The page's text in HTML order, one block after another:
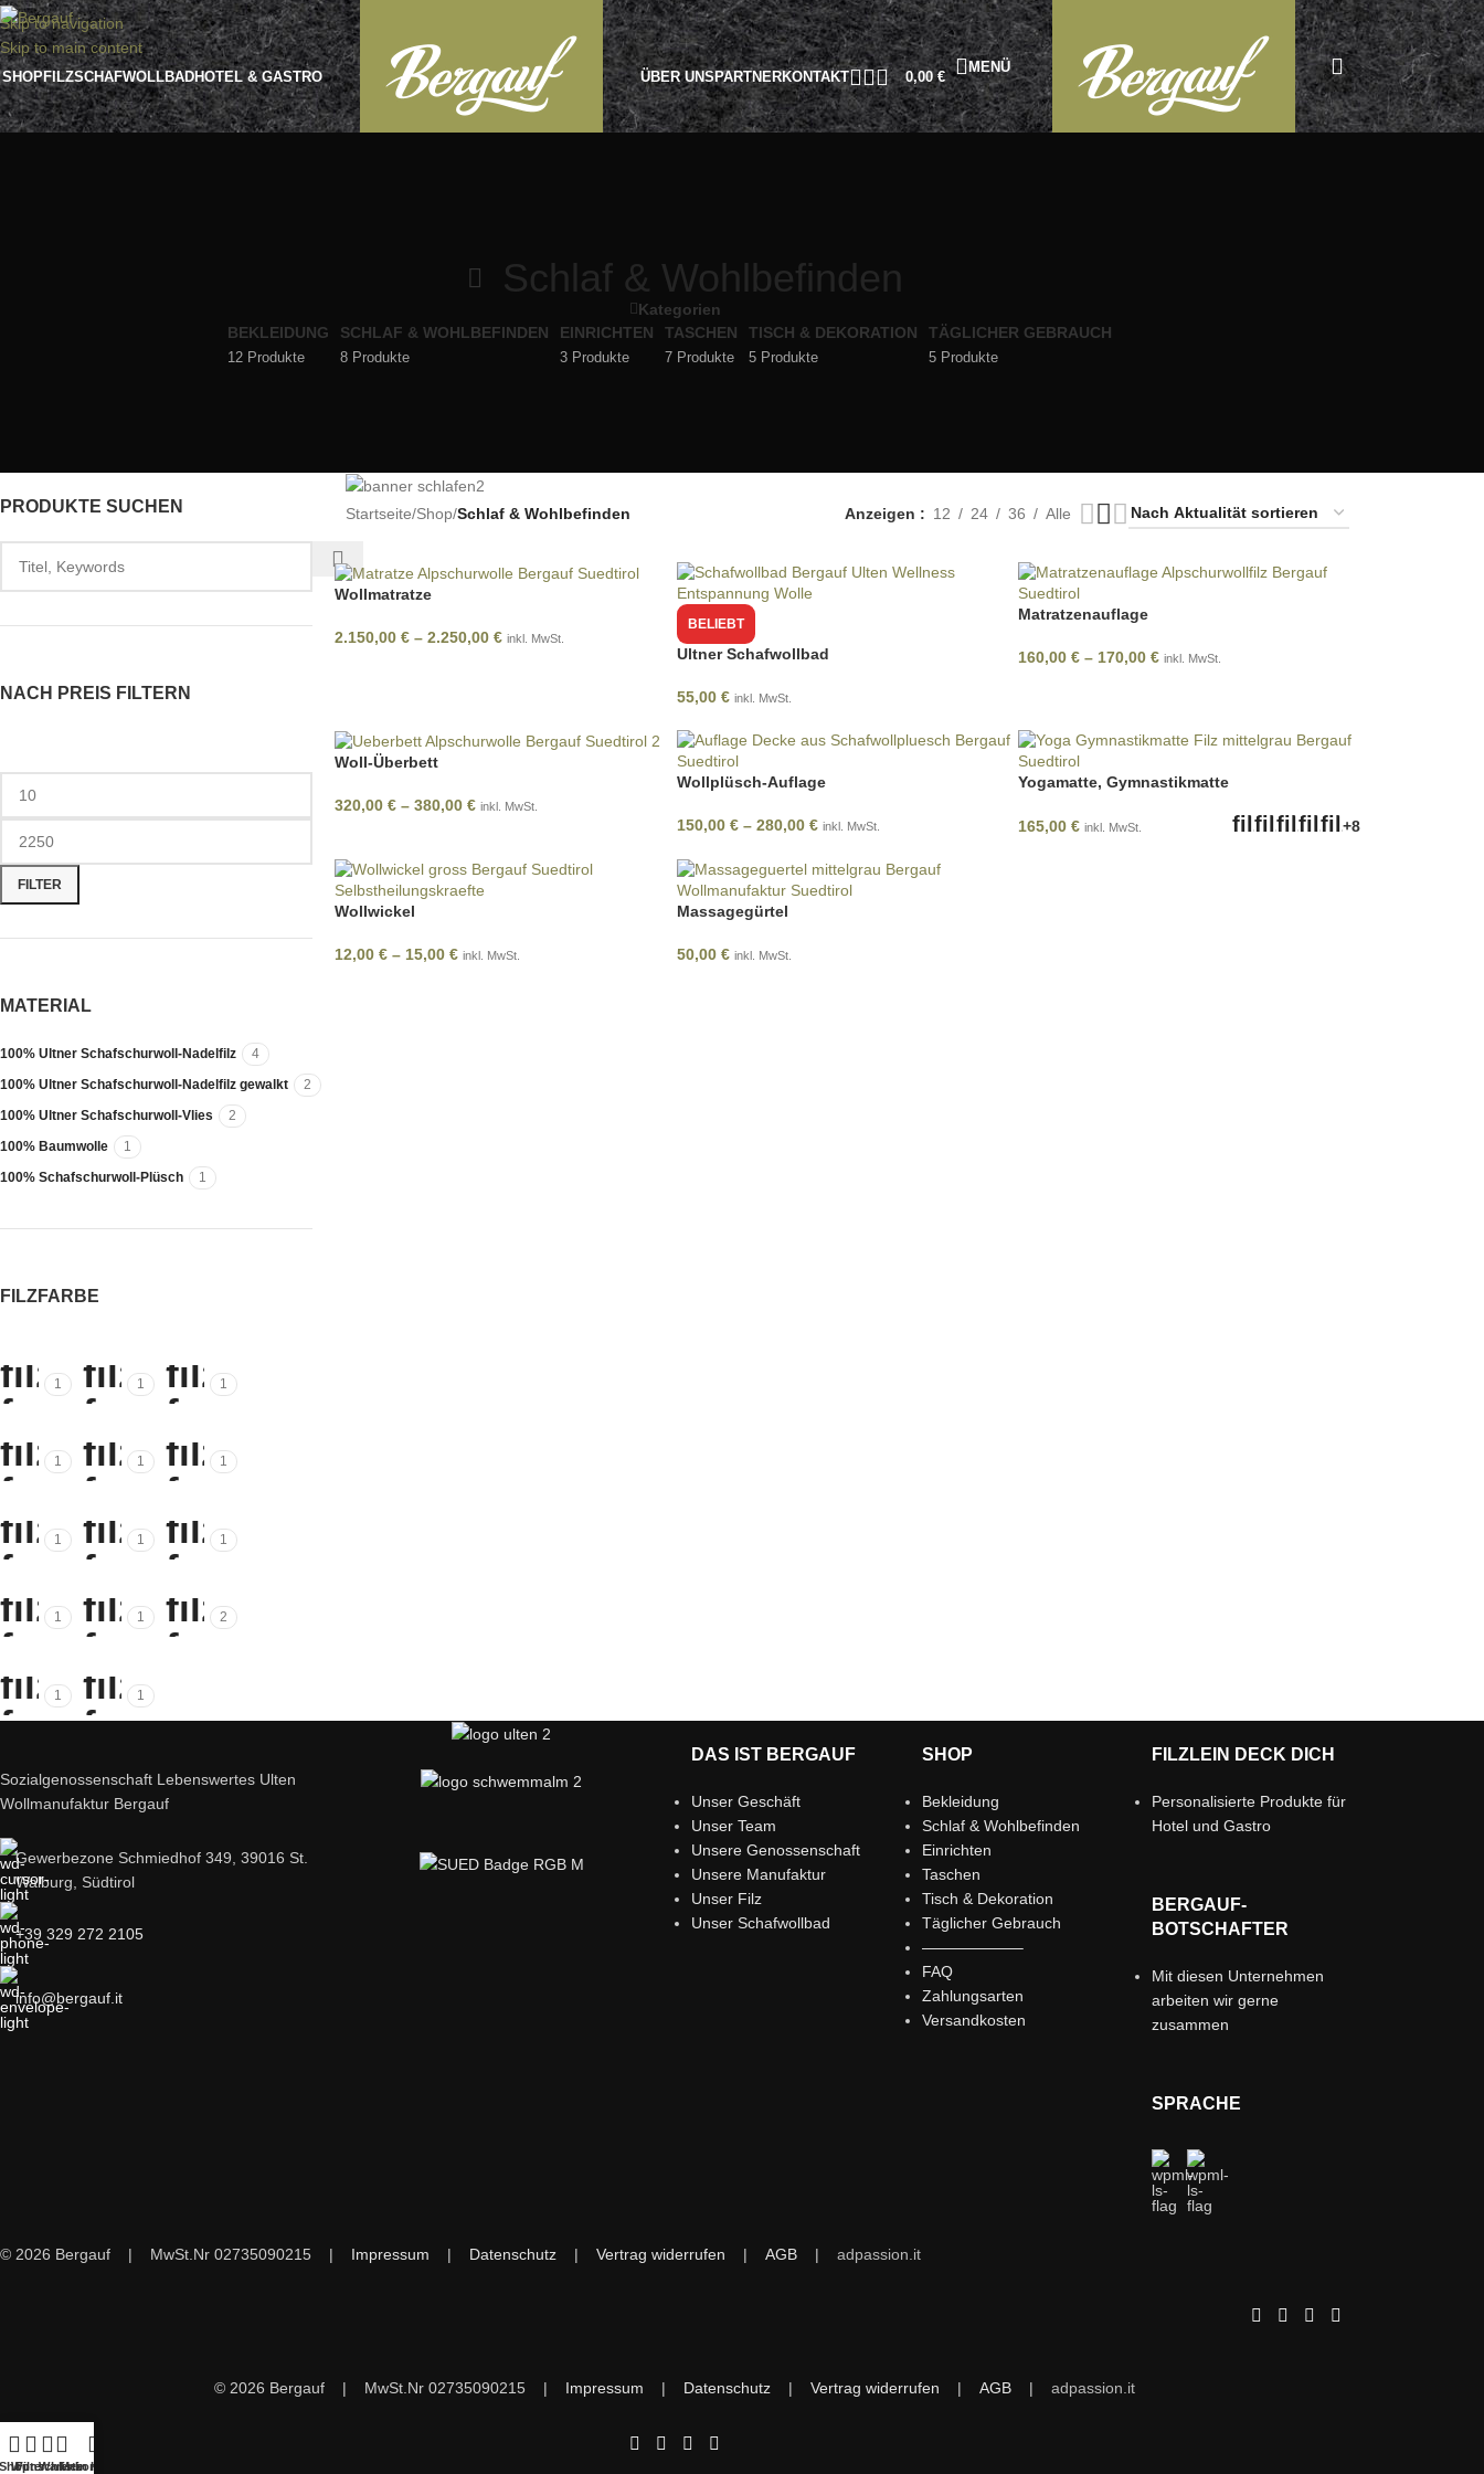
Skip to navigation
Skip to main content
SHOPFILZSCHAFWOLLBADHOTEL & GASTRO ÜBER UNSPARTNERKONTAKT 0,00€
MENÜ
Schlaf & Wohlbefinden
Kategorien
BEKLEIDUNG
12 Produkte
SCHLAF & WOHLBEFINDEN
8 Produkte
EINRICHTEN
3 Produkte
TASCHEN
7 Produkte
TISCH & DEKORATION
5 Produkte
TÄGLICHER GEBRAUCH
5 Produkte
PRODUKTE SUCHEN
NACH PREIS FILTERN
FILTER
MATERIAL
100% Ultner Schafschurwoll-Nadelfilz
4
100% Ultner Schafschurwoll-Nadelfilz gewalkt
2
100% Ultner Schafschurwoll-Vlies
2
100% Baumwolle
1
100% Schafschurwoll-Plüsch
1
FILZFARBE
1 1 1
1 1 1
1 1 1
1 1 2
1 1
NOCH, ODER
TRÄUMST DU
nur ergreifen.
Startseite/Shop/Schlaf & Wohlbefinden Anzeigen 12 24 36 Alle
Wollmatratze
2.150,00 €– 2.250,00 € inkl. MwSt.
BELIEBT
Ultner Schafwollbad
55,00 € inkl. MwSt.
Matratzenauflage
160,00€ – 170,00€ inkl. MwSt.
Woll-Überbett
320,00 €– 380,00 € inkl. MwSt.
Wollplüsch-Auflage
150,00 €– 280,00 € inkl. MwSt.
Yogamatte, Gymnastikmatte
165,00€ inkl. MwSt. +8
Wollwickel
12,00 €– 15,00 € inkl. MwSt.
Massagegürtel
50,00 € inkl. MwSt.
Sozialgenossenschaft Lebenswertes Ulten
Wollmanufaktur Bergauf
Gewerbezone Schmiedhof 349, 39016 St.
Walburg, Südtirol
+39 329 272 2105
info@bergauf.it
DAS IST BERGAUF
Unser Geschäft
Unser Team
Unsere Genossenschaft
Unsere Manufaktur
Unser Filz
Unser Schafwollbad
SHOP
Bekleidung
Schlaf & Wohlbefinden
Einrichten
Taschen
Tisch & Dekoration
Täglicher Gebrauch
——————–
FAQ
Zahlungsarten
Versandkosten
FILZLEIN DECK DICH
Personalisierte Produkte für
Hotel und Gastro
BERGAUF-
BOTSCHAFTER
Mit diesen Unternehmen
arbeiten wir gerne
zusammen
SPRACHE
© 2026 Bergauf | MwSt.Nr 02735090215 | Impressum | Datenschutz | Vertrag widerrufen | AGB | adpassion.it
© 2026 Bergauf | MwSt.Nr 02735090215 | Impressum | Datenschutz | Vertrag widerrufen | AGB | adpassion.it
Filter
Wunschliste
Warenkorb
Mein Konto